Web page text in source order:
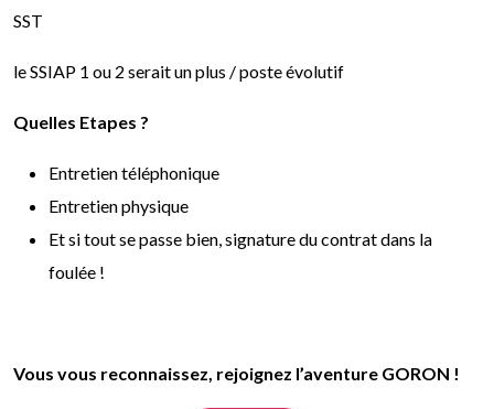
SST
le SSIAP 1 ou 2 serait un plus / poste évolutif
Quelles Etapes ?
Entretien téléphonique
Entretien physique
Et si tout se passe bien, signature du contrat dans la
foulée !
Vous vous reconnaissez, rejoignez l’aventure GORON !